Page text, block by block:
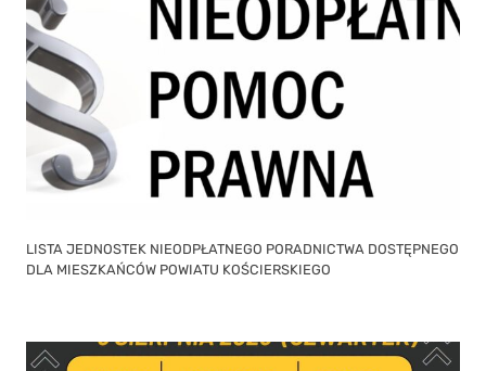
LISTA JEDNOSTEK NIEODPŁATNEGO PORADNICTWA DOSTĘPNEGO
DLA MIESZKAŃCÓW POWIATU KOŚCIERSKIEGO